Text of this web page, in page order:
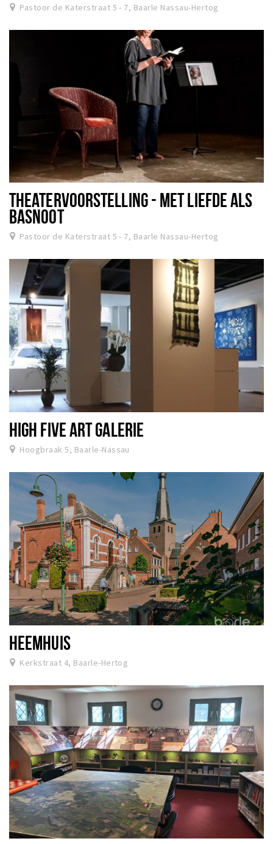
Pastoor de Katerstraat 5 - 7, Baarle Nassau-Hertog
THEATERVOORSTELLING - MET LIEFDE ALS
BASNOOT
Pastoor de Katerstraat 5 - 7, Baarle Nassau-Hertog
HIGH FIVE ART GALERIE
Hoogbraak 5, Baarle-Nassau
HEEMHUIS
Kerkstraat 4, Baarle-Hertog